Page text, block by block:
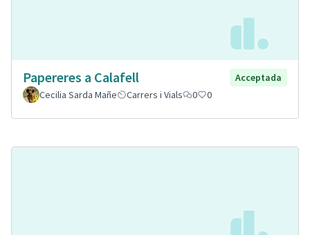
Papereres a Calafell
Acceptada
Cecilia Sarda Mañe
Carrers i Vials 0 0